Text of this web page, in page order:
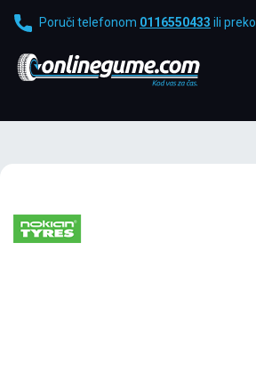
Poruči telefonom 0116550433 ili preko